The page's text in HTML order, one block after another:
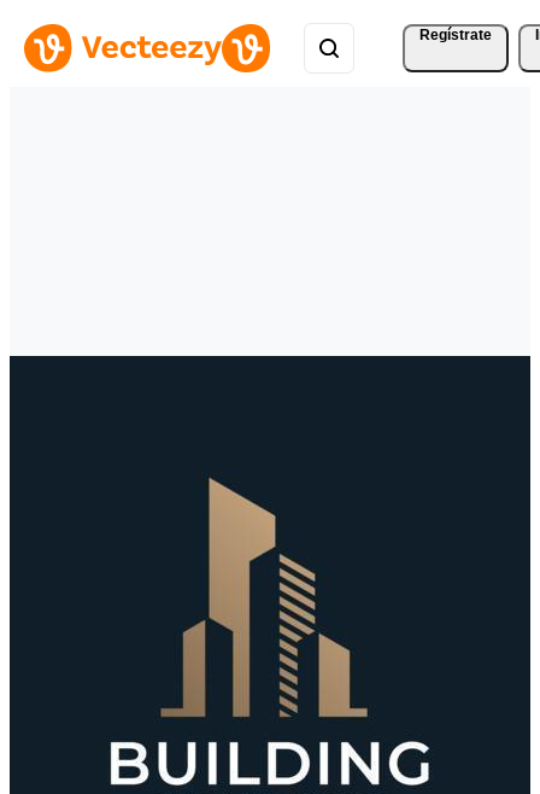
Regístrate